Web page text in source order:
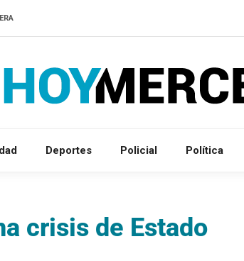
Deportes Policial Política
crisis de Estado